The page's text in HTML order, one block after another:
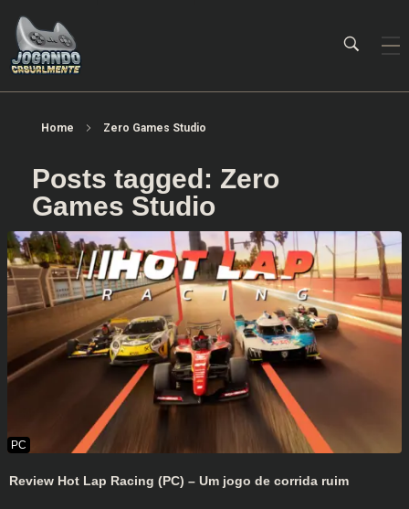
Home Zero Games Studio
Posts tagged: Zero
Games Studio
Review Hot Lap Racing (PC) – Um jogo de corrida ruim